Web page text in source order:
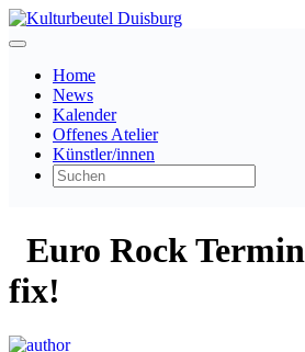
Home
News
Kalender
Offenes Atelier
Künstler/innen
Euro Rock
fix!